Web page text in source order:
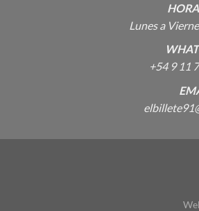
Lunes a
+54 9 11